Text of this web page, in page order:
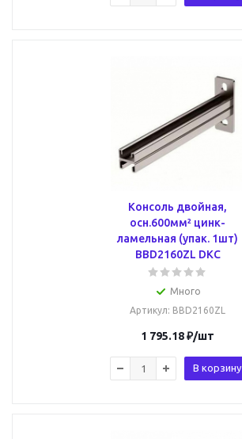
Консоль двойная,
осн.600мм² цинк-
ламельная (упак. 1шт)
BBD2160ZL DKC
Много
Артикул: BBD2160ZL
1 795.18₽/шт
В корзину